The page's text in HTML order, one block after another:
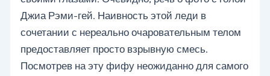
Джиа Рэми-гей. Наивность этой леди в
сочетании с нереально очаровательным телом
предоставляет просто взрывную смесь.
Посмотрев на эту фифу неожиданно для самого